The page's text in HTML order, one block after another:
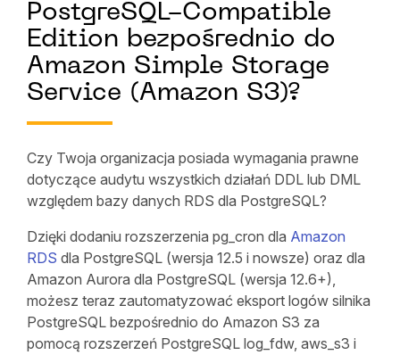
PostgreSQL-Compatible
Edition bezpośrednio do
Amazon Simple Storage
Service (Amazon S3)?
Czy Twoja organizacja posiada wymagania prawne
dotyczące audytu wszystkich działań DDL lub DML
względem bazy danych RDS dla PostgreSQL?
Dzięki dodaniu rozszerzenia pg_cron dla Amazon
RDS dla PostgreSQL (wersja 12.5 i nowsze) oraz dla
Amazon Aurora dla PostgreSQL (wersja 12.6+),
możesz teraz zautomatyzować eksport logów silnika
PostgreSQL bezpośrednio do Amazon S3 za
pomocą rozszerzeń PostgreSQL log_fdw, aws_s3 i